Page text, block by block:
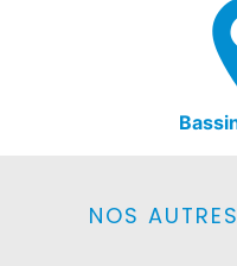
NOS